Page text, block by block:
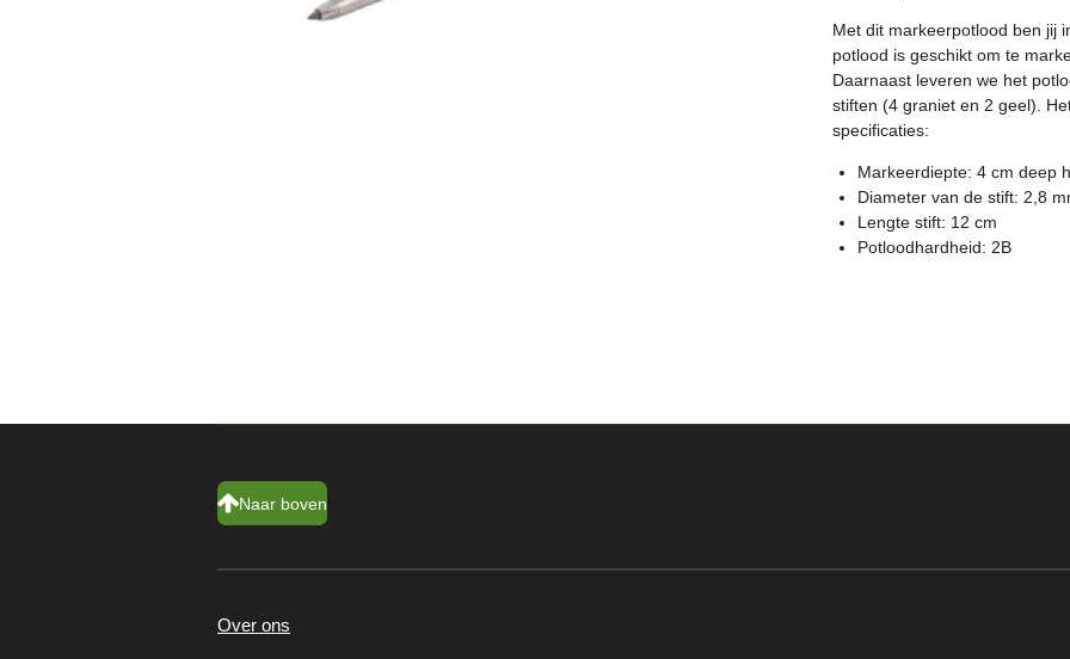
Met dit markeerpotlood ben jij
potlood is geschikt om te
Daarnaast leveren we het
stiften (4 graniet en 2 geel).
specificaties:
Markeerdiepte: 4 cm deep
Diameter van de stift: 2,8
Lengte stift: 12 cm
Potloodhardheid: 2B
Naar boven
Over ons